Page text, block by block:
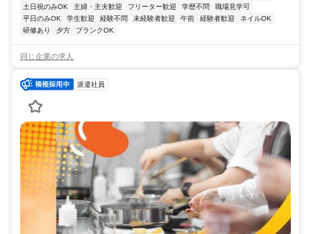
土日祝のみOK
主婦・主夫歓迎 フリーター歓迎 学歴不問
職場見学可
平日のみOK
学生歓迎 経験不問 未経験者歓迎 午前 経験者歓迎
ネイルOK
研修あり
夕方 ブランクOK
同じ企業の求人
派遣社員